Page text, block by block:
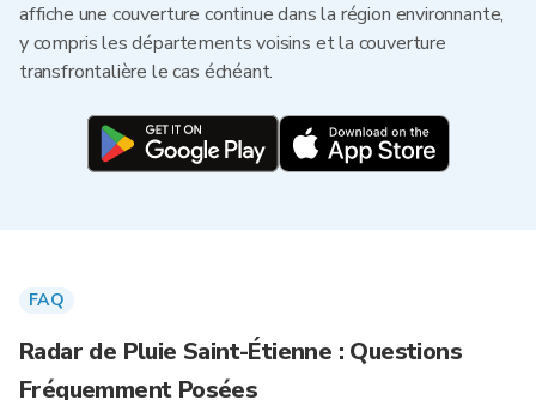
affiche une couverture continue dans la région environnante,
y compris les départements voisins et la couverture
transfrontalière le cas échéant.
FAQ
Radar de Pluie Saint-Étienne : Questions
Fréquemment Posées